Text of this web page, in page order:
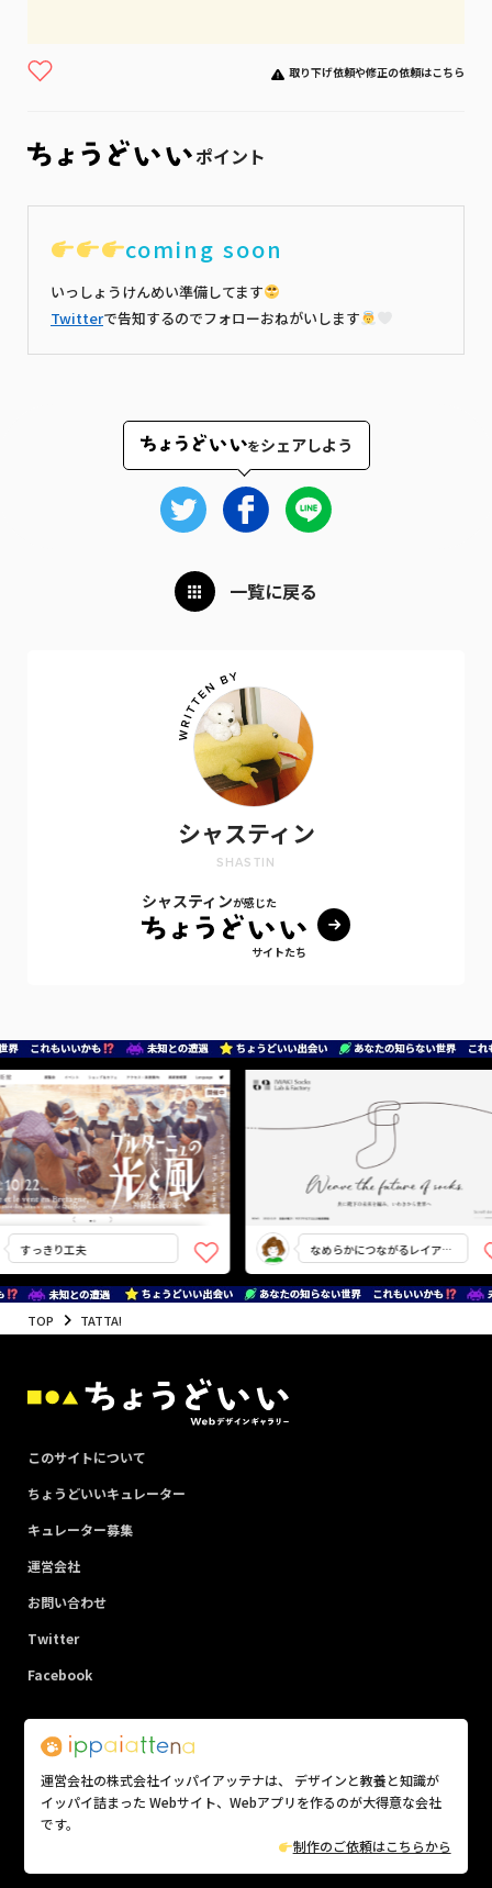
取り下げ依頼や修正の依頼はこちら
ポイント
coming soon
いっしょうけんめい準備してます
Twitterで告知するのでフォローおねがいします
をシェアしよう
一覧に戻る
シャスティン
SHASTIN
シャスティンが感じた
サイトたち
すっきり工夫
なめらかにつながるレイアウ
ト
TOP TATTA!
このサイトについて
ちょうどいいキュレーター
キュレーター募集
運営会社
お問い合わせ
Twitter
Facebook
運営会社の株式会社イッパイアッテナは、 デザインと教養と知識が
イッパイ詰まった Webサイト、Webアプリを作るのが大得意な会社
です。
制作のご依頼はこちらから